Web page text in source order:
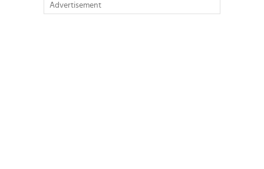
Advertisement